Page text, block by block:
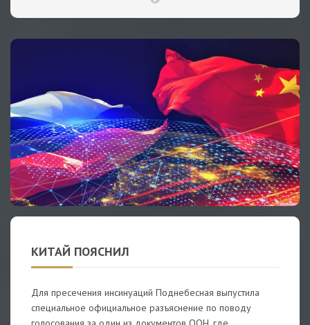
КИТАЙ ПОЯСНИЛ
Для пресечения инсинуаций Поднебесная выпустила
специальное официальное разъяснение по поводу